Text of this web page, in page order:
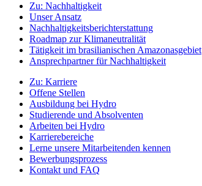
Zu: Nachhaltigkeit
Unser Ansatz
Nachhaltigkeitsberichterstattung
Roadmap zur Klimaneutralität
Tätigkeit im brasilianischen Amazonasgebiet
Ansprechpartner für Nachhaltigkeit
Zu: Karriere
Offene Stellen
Ausbildung bei Hydro
Studierende und Absolventen
Arbeiten bei Hydro
Karrierebereiche
Lerne unsere Mitarbeitenden kennen
Bewerbungsprozess
Kontakt und FAQ